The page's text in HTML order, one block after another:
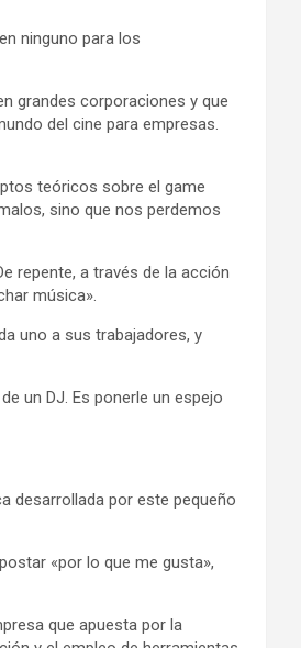
ninguno para los
grandes corporaciones y que
del cine para empresas.
teóricos sobre el game
sino que nos perdemos
repente, a través de la acción
música».
uno a sus trabajadores, y
un DJ. Es ponerle un espejo
desarrollada por este pequeño
«por lo que me gusta»,
que apuesta por la